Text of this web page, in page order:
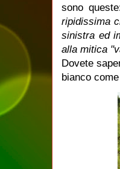
sono
ripidissima
sinistra ed
alla mitica
Dovete
bianco